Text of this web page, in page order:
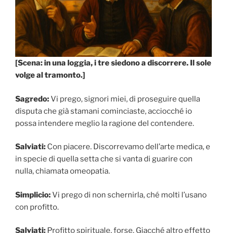
[Scena: in una loggia, i tre siedono a discorrere. Il sole
volge al tramonto.]
Sagredo:Vi prego, signori miei, di proseguire quella
disputa che già stamani cominciaste, acciocché io
possa intendere meglio la ragione del contendere.
Salviati: Con piacere. Discorrevamo dell’arte medica, e
in specie di quella setta che si vanta di guarire con
nulla, chiamata omeopatia.
Simplicio:Vi prego di non schernirla, ché molti l’usano
con profitto.
Salviati: Profitto spirituale, forse. Giacché altro effetto